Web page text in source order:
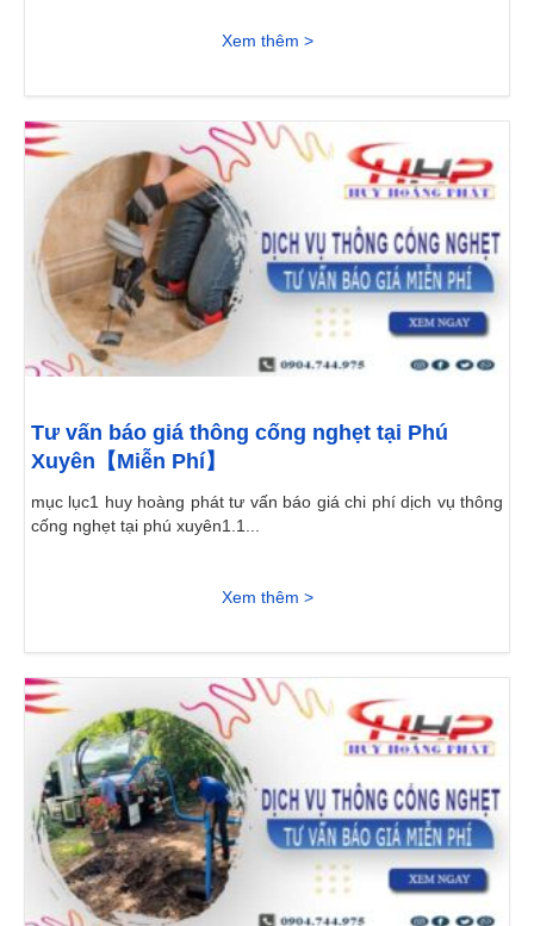
Xem thêm >
Tư vấn báo giá thông cống nghẹt tại Phú
Xuyên【Miễn Phí】
mục lục1 huy hoàng phát tư vấn báo giá chi phí dịch vụ thông
cống nghẹt tại phú xuyên1.1...
Xem thêm >